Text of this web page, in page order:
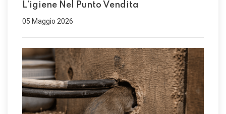
L’igiene Nel Punto Vendita
05 Maggio 2026